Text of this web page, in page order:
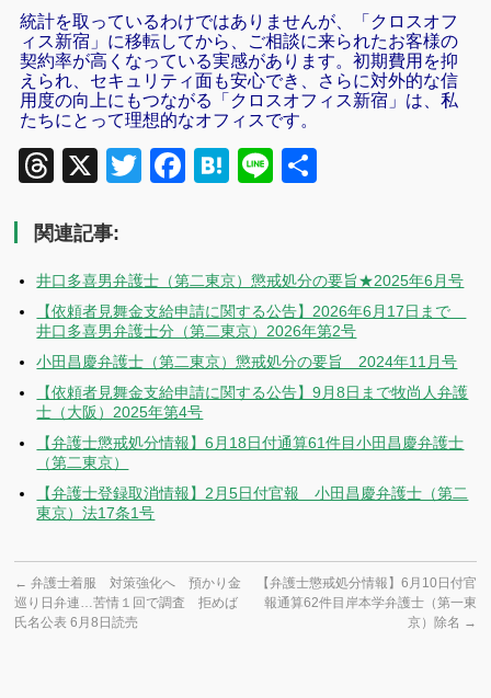
統計を取っているわけではありませんが、「クロスオフ
ィス新宿」に移転してから、ご相談に来られたお客様の
契約率が高くなっている実感があります。初期費用を抑
えられ、セキュリティ面も安心でき、さらに対外的な信
用度の向上にもつながる「クロスオフィス新宿」は、私
たちにとって理想的なオフィスです。
Threads
X TwitterFacebook
Hatena
Line
関連記事:
井口多喜男弁護士（第二東京）懲戒処分の要旨★2025年6月号
【依頼者見舞金支給申請に関する公告】2026年6月17日まで
井口多喜男弁護士分（第二東京）2026年第2号
小田昌慶弁護士（第二東京）懲戒処分の要旨 2024年11月号
【依頼者見舞金支給申請に関する公告】9月8日まで牧尚人弁護
士（大阪）2025年第4号
【弁護士懲戒処分情報】6月18日付通算61件目小田昌慶弁護士
（第二東京）
【弁護士登録取消情報】2月5日付官報 小田昌慶弁護士（第二
東京）法17条1号
← 弁護士着服 対策強化へ 預かり金
巡り日弁連…苦情１回で調査 拒めば
氏名公表 6月8日読売
【弁護士懲戒処分情報】6月10日付官
報通算62件目岸本学弁護士（第一東
京）除名 →